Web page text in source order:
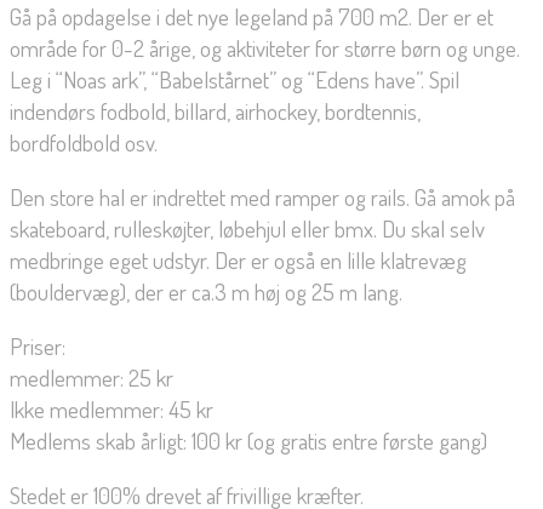
Gå på opdagelse i det nye legeland på 700 m2. Der er et
område for 0-2 årige, og aktiviteter for større børn og unge.
Leg i “Noas ark”, “Babelstårnet” og “Edens have”. Spil
indendørs fodbold, billard, airhockey, bordtennis,
bordfoldbold osv.
Den store hal er indrettet med ramper og rails. Gå amok på
skateboard, rulleskøjter, løbehjul eller bmx. Du skal selv
medbringe eget udstyr. Der er også en lille klatrevæg
(bouldervæg), der er ca.3 m høj og 25 m lang.
Priser:
medlemmer: 25 kr
Ikke medlemmer: 45 kr
Medlems skab årligt: 100 kr (og gratis entre første gang)
Stedet er 100% drevet af frivillige kræfter.